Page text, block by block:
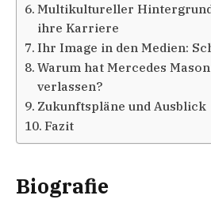
Multikultureller
ihre Karriere
Ihr Image in den Medien:
Warum hat Mercedes
verlassen?
Zukunftspläne und Ausblick
Fazit
Biografie